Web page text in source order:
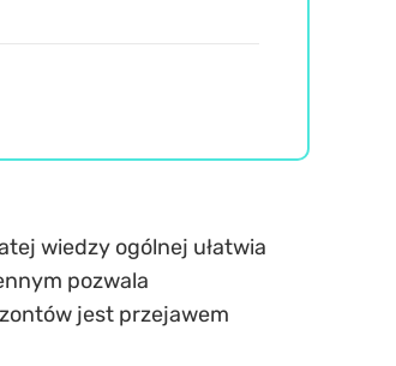
wiedzy ogólnej ułatwia
pozwala
jest przejawem